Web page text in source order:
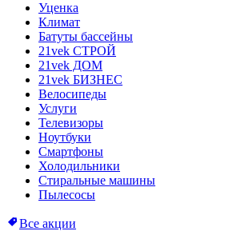
Уценка
Климат
Батуты бассейны
21vek СТРОЙ
21vek ДОМ
21vek БИЗНЕС
Велосипеды
Услуги
Телевизоры
Ноутбуки
Смартфоны
Холодильники
Стиральные машины
Пылесосы
Все акции